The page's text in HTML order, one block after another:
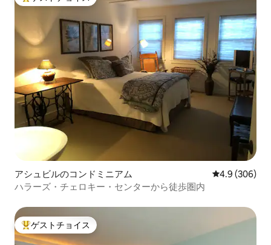
大好評のゲストチョイスです。
アシュビルのコンドミニアム レビュー306
4.9 (306)
ハラーズ・チェロキー・センターから徒歩圏内
大好評のゲストチョイスです。
ゲストチョイス